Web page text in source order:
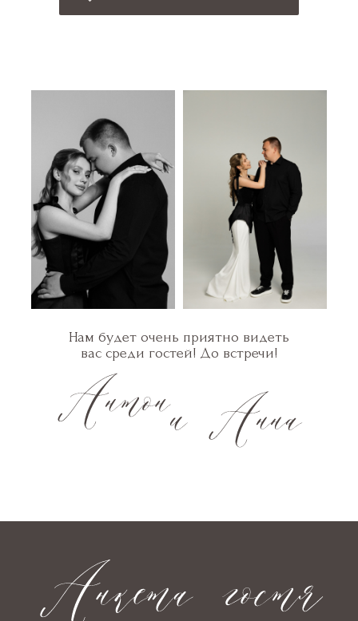
Нам будет очень приятно видеть
вас среди гостей! До встречи!